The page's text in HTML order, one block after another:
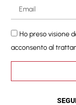
Ho preso visione
acconsento al